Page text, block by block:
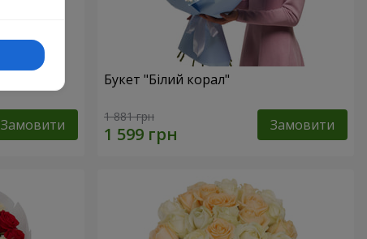
Замовити
Букет "Білий корал"
1 881 грн Замовити